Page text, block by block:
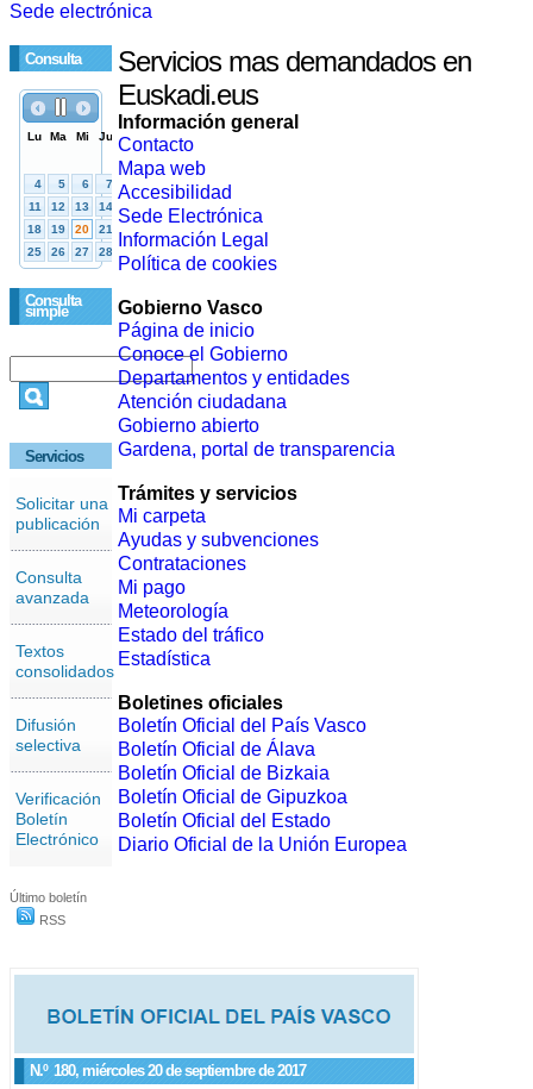
Sede electrónica
Consulta
Consulta
simple
Servicios
Solicitar una
publicación
Consulta
avanzada
Textos
consolidados
Difusión
selectiva
Verificación
Boletín
Electrónico
Último boletín
RSS
N.º 180, miércoles 20 de septiembre de 2017
Servicios mas demandados en
Euskadi.eus
Información general
Contacto
Mapa web
Accesibilidad
Sede Electrónica
Información Legal
Política de cookies
Gobierno Vasco
Página de inicio
Conoce el Gobierno
Departamentos y entidades
Atención ciudadana
Gobierno abierto
Gardena, portal de transparencia
Trámites y servicios
Mi carpeta
Ayudas y subvenciones
Contrataciones
Mi pago
Meteorología
Estado del tráfico
Estadística
Boletines oficiales
Boletín Oficial del País Vasco
Boletín Oficial de Álava
Boletín Oficial de Bizkaia
Boletín Oficial de Gipuzkoa
Boletín Oficial del Estado
Diario Oficial de la Unión Europea